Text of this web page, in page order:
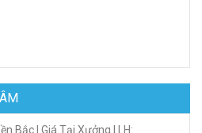
Bắc | Giá Tại Xưởng | LH: